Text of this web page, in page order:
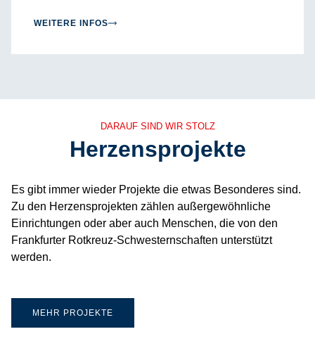
WEITERE INFOS
DARAUF SIND WIR STOLZ
Herzensprojekte
Es gibt immer wieder Projekte die etwas Besonderes sind.
Zu den Herzensprojekten zählen außergewöhnliche
Einrichtungen oder aber auch Menschen, die von den
Frankfurter Rotkreuz-Schwesternschaften unterstützt
werden.
MEHR PROJEKTE